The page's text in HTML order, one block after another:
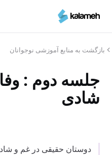
محتوای
بازگشت به منابع آموزشی نوجوانان
جلسه دوم :
شادی
دوستان حقیقی در غم و